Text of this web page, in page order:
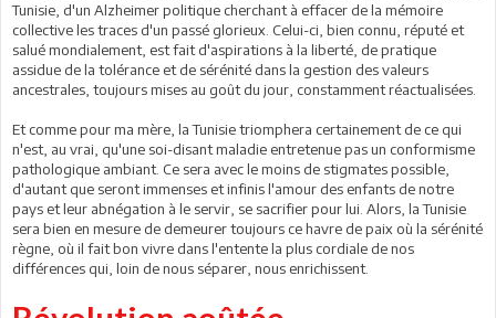
Tunisie, d'un Alzheimer politique cherchant à effacer de la mémoire
collective les traces d'un passé glorieux. Celui-ci, bien connu, réputé et
salué mondialement, est fait d'aspirations à la liberté, de pratique
assidue de la tolérance et de sérénité dans la gestion des valeurs
ancestrales, toujours mises au goût du jour, constamment réactualisées.
Et comme pour ma mère, la Tunisie triomphera certainement de ce qui
n'est, au vrai, qu'une soi-disant maladie entretenue pas un conformisme
pathologique ambiant. Ce sera avec le moins de stigmates possible,
d'autant que seront immenses et infinis l'amour des enfants de notre
pays et leur abnégation à le servir, se sacrifier pour lui. Alors, la Tunisie
sera bien en mesure de demeurer toujours ce havre de paix où la sérénité
règne, où il fait bon vivre dans l'entente la plus cordiale de nos
différences qui, loin de nous séparer, nous enrichissent.